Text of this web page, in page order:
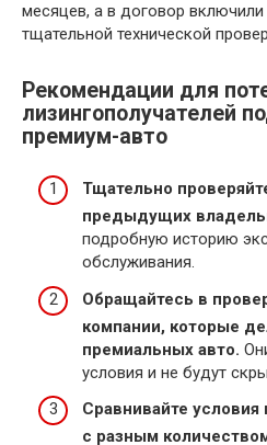
месяцев, а в договор включили
тщательной технической
Рекомендации для
лизингополучателей
премиум-авто
Тщательно
предыдущих
подробную историю
обслуживания.
Обращайтесь в
компании, которые
премиальных авто.
условия и не будут
Сравнивайте
с разным